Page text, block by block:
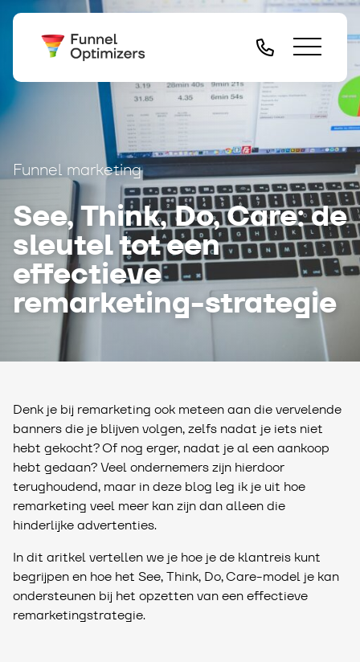
Funnel marketing
See, Think, Do, Care: de
sleutel tot een
effectieve
remarketing-strategie
Denk je bij remarketing ook meteen aan die vervelende
banners die je blijven volgen, zelfs nadat je iets niet
hebt gekocht? Of nog erger, nadat je al een aankoop
hebt gedaan? Veel ondernemers zijn hierdoor
terughoudend, maar in deze blog leg ik je uit hoe
remarketing veel meer kan zijn dan alleen die
hinderlijke advertenties.
In dit aritkel vertellen we je hoe je de klantreis kunt
begrijpen en hoe het See, Think, Do, Care-model je kan
ondersteunen bij het opzetten van een effectieve
remarketingstrategie.